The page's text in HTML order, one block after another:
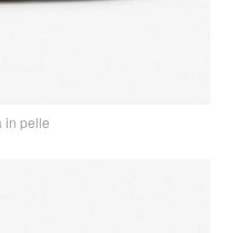
in pelle